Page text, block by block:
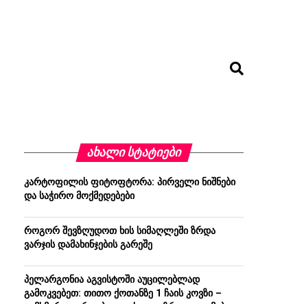
ᲐᲮᲐᲚᲘ ᲡᲢᲐᲢᲘᲔᲑᲘ
კარტოფილის ფიტოფტორა: პირველი ნიშნები
და საჭირო მოქმედებები
როგორ შევზღუდოთ ხის სიმაღლეში ზრდა
ვარჯის დამახინჯების გარეშე
პელარგონია აგვისტოში აუცილებლად
გამოკვებეთ: თითო ქოთანზე 1 ჩაის კოვზი –